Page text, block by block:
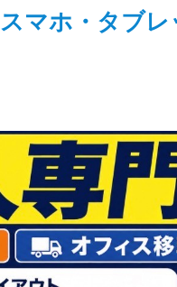
スマホ・タブレ